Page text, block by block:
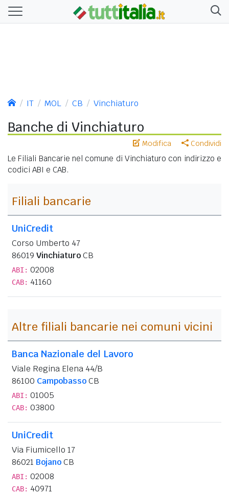
IT MOL CB Vinchiaturo
Banche di Vinchiaturo
Modifica Condividi
Le Filiali Bancarie nel comune di Vinchiaturo con indirizzo e
codici ABI e CAB.
Filiali bancarie
UniCredit
Corso Umberto 47
86019 VinchiaturoCB
ABI: 02008
CAB: 41160
Altre filiali bancarie nei comuni vicini
Banca Nazionale del Lavoro
Viale Regina Elena 44/B
86100 CampobassoCB
ABI: 01005
CAB: 03800
UniCredit
Via Fiumicello 17
86021 BojanoCB
ABI: 02008
CAB: 40971